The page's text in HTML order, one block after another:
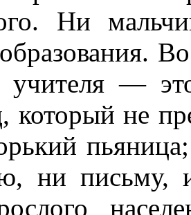
Ни
учителя —
который не
ни письму,